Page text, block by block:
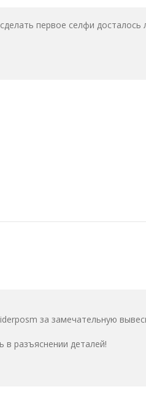
первое селфи досталось
за замечательную
в разъяснении деталей!